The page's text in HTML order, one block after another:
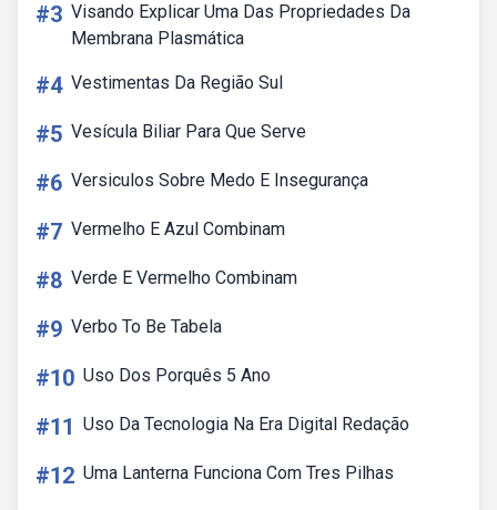
#3 Visando Explicar Uma Das Propriedades Da
Membrana Plasmática
#4 Vestimentas Da Região Sul
#5 Vesícula Biliar Para Que Serve
#6 Versiculos Sobre Medo E Insegurança
#7 Vermelho E Azul Combinam
#8 Verde E Vermelho Combinam
#9 Verbo To Be Tabela
#10 Uso Dos Porquês 5 Ano
#11 Uso Da Tecnologia Na Era Digital Redação
#12 Uma Lanterna Funciona Com Tres Pilhas